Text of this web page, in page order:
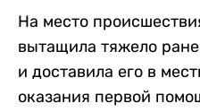
На место
вытащила тяжело
и доставила его в
оказания первой